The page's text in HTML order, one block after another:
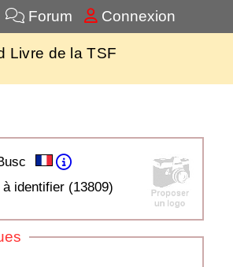
Forum Connexion
Livre de la TSF
à identifier (13809)